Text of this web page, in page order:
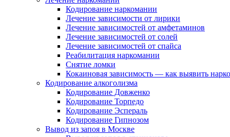
Кодирование наркомании
Лечение зависимости от лирики
Лечение зависимостей от амфетаминов
Лечение зависимостей от солей
Лечение зависимостей от спайса
Реабилитация наркомании
Снятие ломки
Кокаиновая зависимость — как выявить
Кодирование алкоголизма
Кодирование Довженко
Кодирование Торпедо
Кодирование Эспераль
Кодирование Гипнозом
Вывод из запоя в Москве